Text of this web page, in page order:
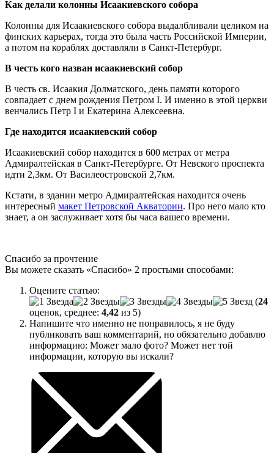
Как делали колонны Исаакиевского собора
Колонны для Исаакиевского собора выдалбливали целиком на
финских карьерах, тогда это была часть Российской Империи,
а потом на кораблях доставляли в Санкт-Петербург.
В честь кого назван исаакиевский собор
В честь св. Исаакия Долматского, день памяти которого
совпадает с днем рождения Петром I. И именно в этой церкви
венчались Петр I и Екатерина Алексеевна.
Где находится исаакиевский собор
Исаакиевский собор находится в 600 метрах от метра
Адмиралтейская в Санкт-Петербурге. От Невского проспекта
идти 2,3км. От Василеостровской 2,7км.
Кстати, в здании метро Адмиралтейская находится очень
интересный макет Петровской Акватории. Про него мало кто
знает, а он заслуживает хотя бы часа вашего времени.
Спасибо за прочтение
Вы можете сказать «Спасибо» 2 простыми способами:
Оцените статью:
(24
оценок, среднее: 4,42 из 5)
Напишите что именно не понравилось, я не буду
публиковать ваш комментарий, но обязательно добавлю
информацию: Может мало фото? Может нет той
информации, которую вы искали?